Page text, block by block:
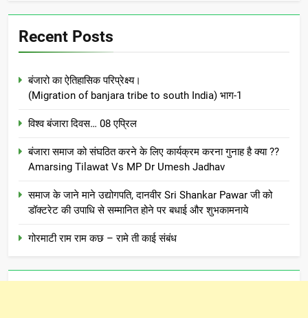
Recent Posts
बंजारो का ऐतिहासिक परिप्रेक्ष्य।
(Migration of banjara tribe to south India) भाग-1
विश्व बंजारा दिवस… 08 एप्रिल
बंजारा समाज को संघठित करने के लिए कार्यक्रम करना गुनाह है क्या ??
Amarsing Tilawat Vs MP Dr Umesh Jadhav
समाज के जाने माने उद्योगपति, दानवीर Sri Shankar Pawar जी को
डॉक्टरेट की उपाधि से सम्मानित होने पर बधाई और शुभकामनाये
गोरमाटी राम राम कछ – रामे ती काई संबंध